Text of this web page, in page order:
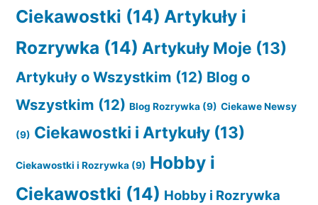
Ciekawostki (14) Artykuły i
Rozrywka (14) Artykuły Moje (13)
Artykuły o Wszystkim (12) Blog o
Wszystkim (12) Blog Rozrywka (9) Ciekawe Newsy
(9) Ciekawostki i Artykuły (13)
Ciekawostki i Rozrywka (9) Hobby i
Ciekawostki (14) Hobby i Rozrywka